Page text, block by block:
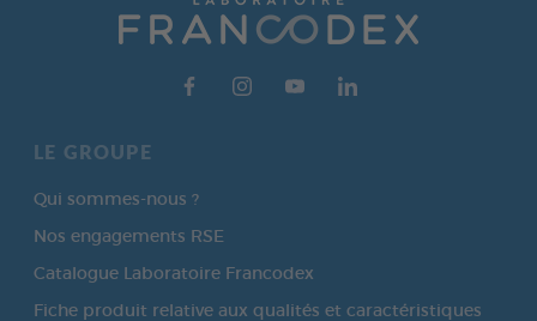
LE GROUPE
Qui sommes-nous ?
Nos engagements RSE
Catalogue Laboratoire Francodex
Fiche produit relative aux qualités et caractéristiques